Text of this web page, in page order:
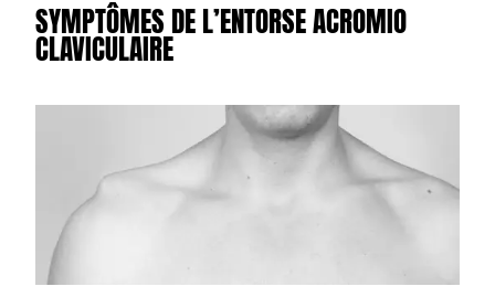
SYMPTÔMES DE L’ENTORSE ACROMIO
CLAVICULAIRE